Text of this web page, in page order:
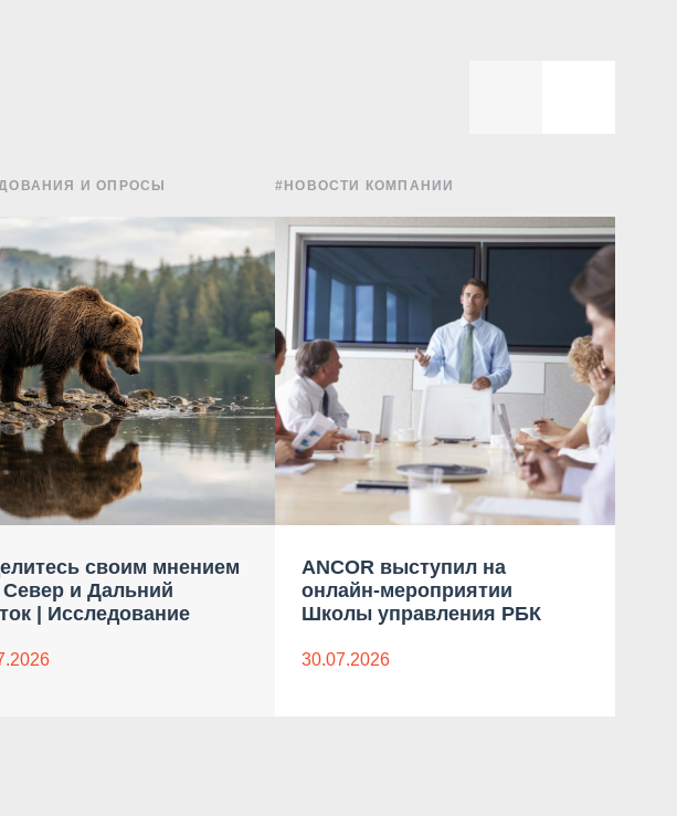
И ОПРОСЫ
своим мнением
Север и Дальний
| Исследование
#НОВОСТИ КОМПАНИИ
ANCOR выступил на
онлайн-мероприятии
Школы управления РБК
30.07.2026